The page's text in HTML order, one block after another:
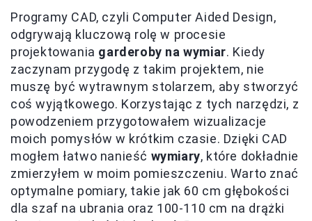
Programy CAD, czyli Computer Aided Design,
odgrywają kluczową rolę w procesie
projektowania garderoby na wymiar. Kiedy
zaczynam przygodę z takim projektem, nie
muszę być wytrawnym stolarzem, aby stworzyć
coś wyjątkowego. Korzystając z tych narzędzi, z
powodzeniem przygotowałem wizualizacje
moich pomysłów w krótkim czasie. Dzięki CAD
mogłem łatwo nanieść wymiary, które dokładnie
zmierzyłem w moim pomieszczeniu. Warto znać
optymalne pomiary, takie jak 60 cm głębokości
dla szaf na ubrania oraz 100-110 cm na drążki